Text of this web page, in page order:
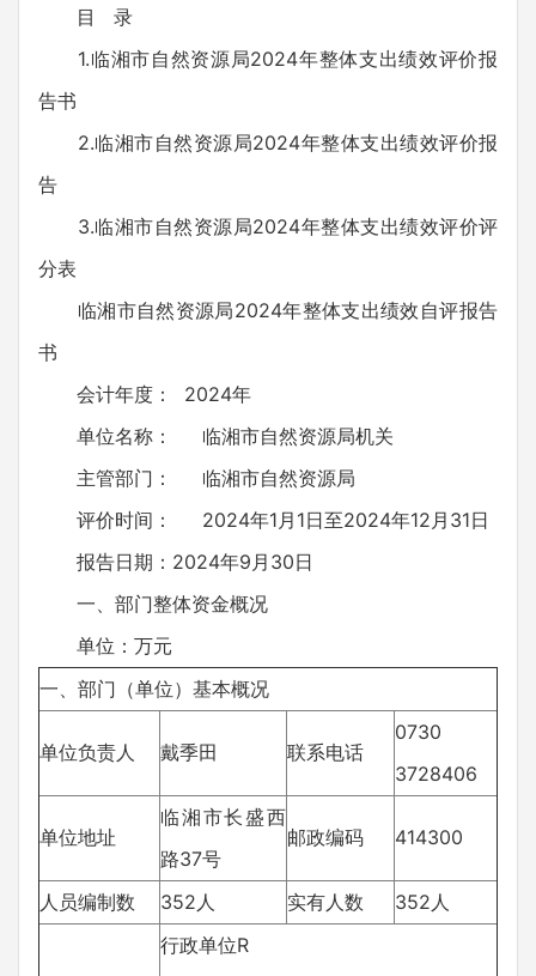
目 录
1.临湘市自然资源局2024年整体支出绩效评价报
告书
2.临湘市自然资源局2024年整体支出绩效评价报
告
3.临湘市自然资源局2024年整体支出绩效评价评
分表
临湘市自然资源局2024年整体支出绩效自评报告
书
会计年度： 2024年
单位名称： 临湘市自然资源局机关
主管部门： 临湘市自然资源局
评价时间： 2024年1月1日至2024年12月31日
报告日期：2024年9月30日
一、部门整体资金概况
单位：万元
一、部门（单位）基本概况
单位负责人 戴季田 联系电话
0730
3728406
单位地址
临湘市长盛西
路37号
邮政编码 414300
人员编制数 352人 实有人数 352人
行政单位R